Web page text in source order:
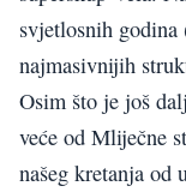
svjetlosnih
najmasivnijih
Osim što je još
veće od Mliječne
našeg kretanja od